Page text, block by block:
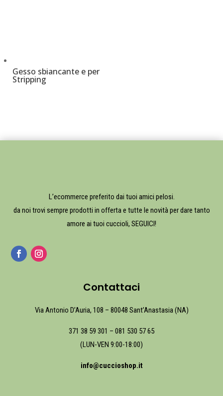
Gesso sbiancante e per
Stripping
L’ecommerce preferito dai tuoi amici pelosi.
da noi trovi sempre prodotti in offerta e tutte le novità per dare tanto
amore ai tuoi cuccioli, SEGUICI!
Contattaci
Via Antonio D’Auria, 108 – 80048 Sant’Anastasia (NA)
371 38 59 301 – 081 530 57 65
(LUN-VEN 9:00-18:00)
info@cuccioshop.it